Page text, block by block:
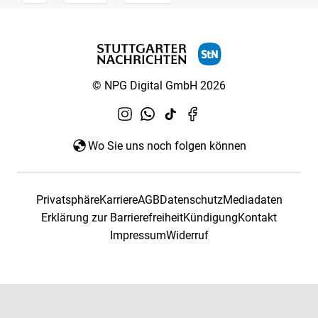
© NPG Digital GmbH 2026
Wo Sie uns noch folgen können
PrivatsphäreKarriereAGBDatenschutzMediadaten
Erklärung zur BarrierefreiheitKündigungKontakt
ImpressumWiderruf